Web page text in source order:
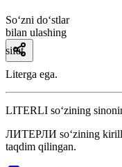
So‘zni do‘stlar
bilan ulashing
sifat
Literga ega.
LITERLI so‘zining
ЛИТЕРЛИ so‘zining
taqdim qilingan.